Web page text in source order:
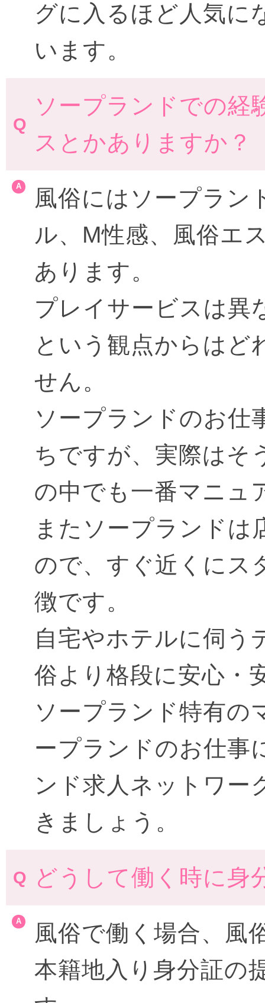
グに入るほど人気に
います。
ソープランドでの経
スとかありますか？
風俗にはソープラン
ル、M性感、風俗エ
あります。
プレイサービスは異
という観点からはど
せん。
ソープランドのお仕
ちですが、実際はそ
の中でも一番マニュ
またソープランドは
ので、すぐ近くにス
徴です。
自宅やホテルに伺う
俗より格段に安心・
ソープランド特有の
ープランドのお仕事
ンド求人ネットワー
きましょう。
どうして働く時に身
風俗で働く場合、風
本籍地入り身分証の